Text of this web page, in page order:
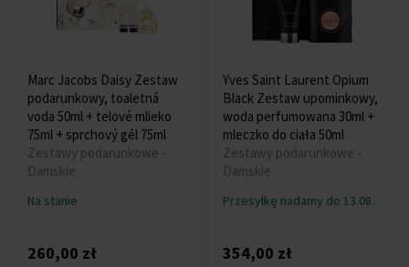
Marc Jacobs Daisy Zestaw
podarunkowy, toaletná
voda 50ml + telové mlieko
75ml + sprchový gél 75ml
Zestawy podarunkowe -
Damskie
Na stanie
260,00 zł
Yves Saint Laurent Opium
Black Zestaw upominkowy,
woda perfumowana 30ml +
mleczko do ciała 50ml
Zestawy podarunkowe -
Damskie
Przesyłkę nadamy do 13.08.
354,00 zł